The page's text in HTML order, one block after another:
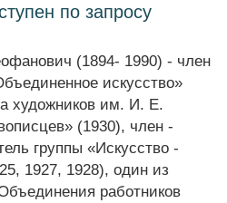
по запросу
(1894- 1990) - член
искусство»
художников им. И. Е.
(1930), член -
группы «Искусство -
1927, 1928), один из
работников